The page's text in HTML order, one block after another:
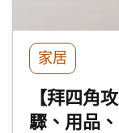
家居
【拜四角
驟、用品